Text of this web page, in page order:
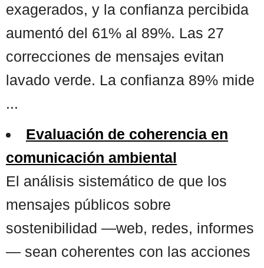
exagerados, y la confianza percibida
aumentó del 61% al 89%. Las 27
correcciones de mensajes evitan
lavado verde. La confianza 89% mide
...
Evaluación de coherencia en
comunicación ambiental
El análisis sistemático de que los
mensajes públicos sobre
sostenibilidad —web, redes, informes
— sean coherentes con las acciones